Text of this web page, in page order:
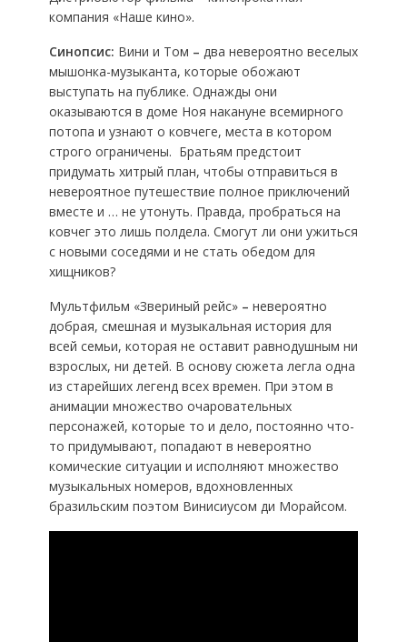
компания «Наше кино».
Синопсис: Вини и Том – два невероятно веселых
мышонка-музыканта, которые обожают
выступать на публике. Однажды они
оказываются в доме Ноя накануне всемирного
потопа и узнают о ковчеге, места в котором
строго ограничены. Братьям предстоит
придумать хитрый план, чтобы отправиться в
невероятное путешествие полное приключений
вместе и … не утонуть. Правда, пробраться на
ковчег это лишь полдела. Смогут ли они ужиться
с новыми соседями и не стать обедом для
хищников?
Мультфильм «Звериный рейс» – невероятно
добрая, смешная и музыкальная история для
всей семьи, которая не оставит равнодушным ни
взрослых, ни детей. В основу сюжета легла одна
из старейших легенд всех времен. При этом в
анимации множество очаровательных
персонажей, которые то и дело, постоянно что-
то придумывают, попадают в невероятно
комические ситуации и исполняют множество
музыкальных номеров, вдохновленных
бразильским поэтом Винисиусом ди Морайсом.